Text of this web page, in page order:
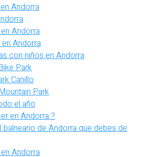
Andorra
Andorra
Andorra
con niños en Andorra
Park
Canillo
Park
el año
en Andorra ?
balneario de Andorra que debes de
Andorra